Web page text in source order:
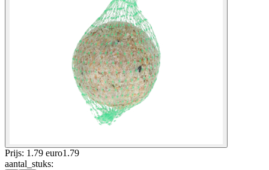
Prijs: 1.79 euro1 .79
aantal_stuks: